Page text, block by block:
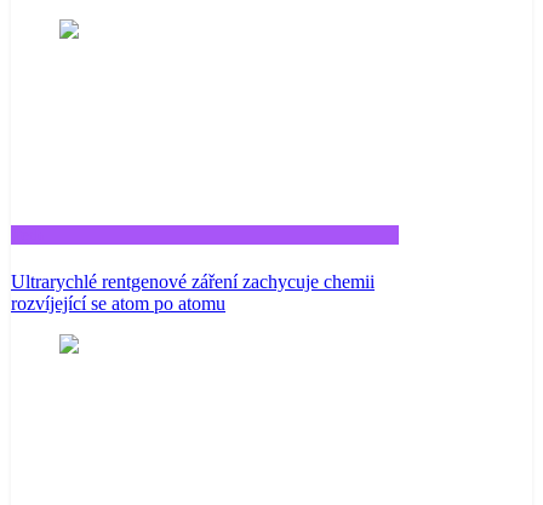
Ultrarychlé rentgenové záření zachycuje chemii
rozvíjející se atom po atomu